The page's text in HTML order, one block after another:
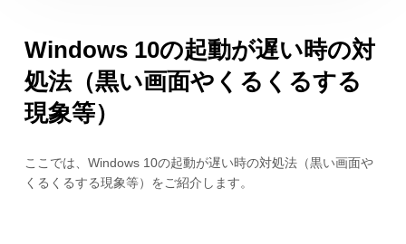
Windows 10の起動が遅い時の対
処法（黒い画面やくるくるする
現象等）
ここでは、Windows 10の起動が遅い時の対処法（黒い画面や
くるくるする現象等）をご紹介します。